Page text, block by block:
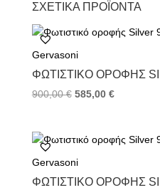
ΣΧΕΤΙΚΆ ΠΡΟΪΌΝΤΑ
Gervasoni
ΦΩΤΙΣΤΙΚΌ ΟΡΟΦΉΣ
900,00€ 585,00 €
Gervasoni
ΦΩΤΙΣΤΙΚΌ ΟΡΟΦΉΣ